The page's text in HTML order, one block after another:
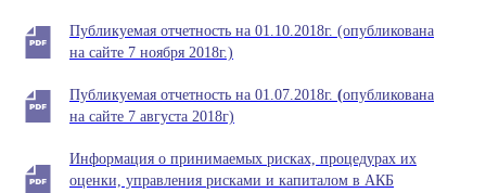
Публикуемая отчетность на 01.10.2018г. (опубликована
на сайте 7 ноября 2018г.)
Публикуемая отчетность на 01.07.2018г. (опубликована
на сайте 7 августа 2018г)
Информация о принимаемых рисках, процедурах их
оценки, управления рисками и капиталом в АКБ